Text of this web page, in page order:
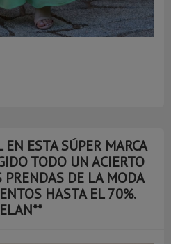
ESTA SÚPER MARCA
TODO UN ACIERTO
PRENDAS DE LA MODA
HASTA EL 70%.